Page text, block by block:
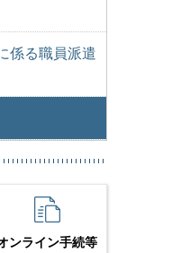
係る職員派遣
ンライン手続等